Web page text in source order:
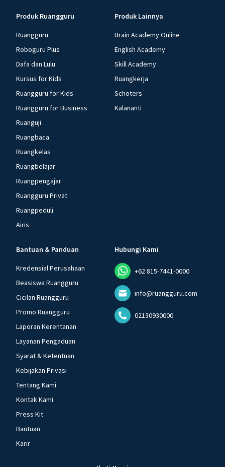
Produk Ruangguru
Ruangguru
Roboguru Plus
Dafa dan Lulu
Kursus for Kids
Ruangguru for Kids
Ruangguru for Business
Ruanguji
Ruangbaca
Ruangkelas
Ruangbelajar
Ruangpengajar
Ruangguru Privat
Ruangpeduli
Airis
Produk Lainnya
Brain Academy Online
English Academy
Skill Academy
Ruangkerja
Schoters
Kalananti
Bantuan & Panduan
Kredensial Perusahaan
Beasiswa Ruangguru
Cicilan Ruangguru
Promo Ruangguru
Laporan Kerentanan
Layanan Pengaduan
Syarat & Ketentuan
Kebijakan Privasi
Tentang Kami
Kontak Kami
Press Kit
Bantuan
Karir
Hubungi Kami
+62 815-7441-0000
info@ruangguru.com
02130930000